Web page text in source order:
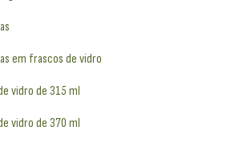
em frascos de vidro
vidro de 315 ml
vidro de 370 ml